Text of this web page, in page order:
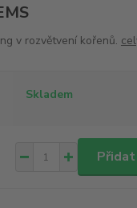
v rozvětvení kořenů.
Skladem